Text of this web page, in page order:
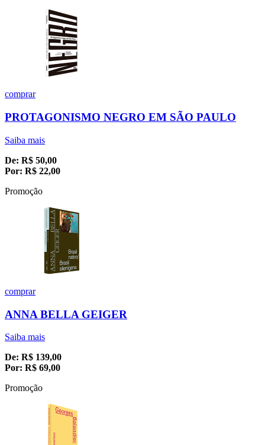
comprar
PROTAGONISMO NEGRO EM SÃO PAULO
Saiba mais
De: R$ 50,00
Por: R$ 22,00
Promoção
comprar
ANNA BELLA GEIGER
Saiba mais
De: R$ 139,00
Por: R$ 69,00
Promoção